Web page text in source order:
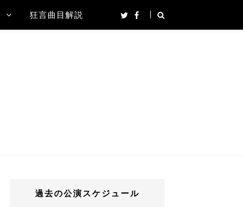
狂言曲目解説
過去の公演スケジュール